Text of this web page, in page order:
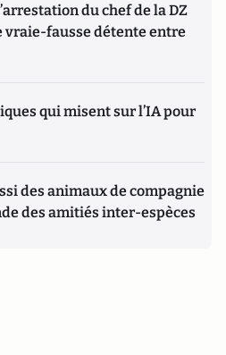
du chef de la DZ
vraie-fausse détente entre
qui misent sur l’IA pour
des animaux de compagnie
des amitiés inter-espèces